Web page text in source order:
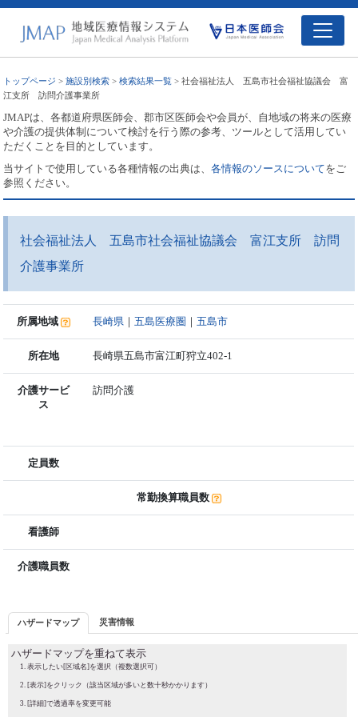
トップページ >施設別検索 >検索結果一覧 > 社会福祉法人 五島市社会福祉協議会 富
江支所 訪問介護事業所
JMAPは、各都道府県医師会、郡市区医師会や会員が、自地域の将来の医療
や介護の提供体制について検討を行う際の参考、ツールとして活用してい
ただくことを目的としています。
当サイトで使用している各種情報の出典は、各情報のソースについてをご
参照ください。
社会福祉法人 五島市社会福祉協議会 富江支所 訪問
介護事業所
所属地域 長崎県 ｜五島医療圏 ｜五島市
所在地 長崎県五島市富江町狩立402-1
介護サービ
ス
訪問介護
定員数
常勤換算職員数
看護師
介護職員数
ハザードマップ 災害情報
ハザードマップを重ねて表示
表示したい[区域名]を選択（複数選択可）
[表示]をクリック（該当区域が多いと数十秒かかります）
[詳細]で透過率を変更可能